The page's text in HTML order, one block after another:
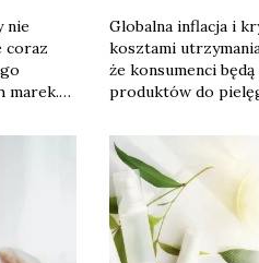
nie
coraz
marek.
–
i
Globalna inflacja i
kosztami
że konsumenci
produktów do
naturalnymi
GlobalData.